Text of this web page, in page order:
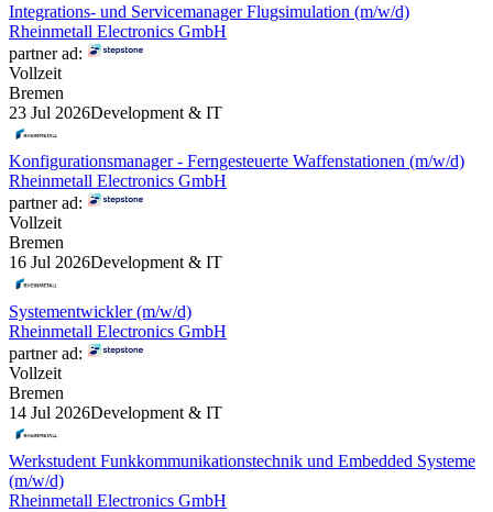
Integrations- und Servicemanager Flugsimulation (m/w/d)
Rheinmetall Electronics GmbH
partner ad:
Vollzeit
Bremen
23 Jul 2026Development & IT
Konfigurationsmanager - Ferngesteuerte Waffenstationen (m/w/d)
Rheinmetall Electronics GmbH
partner ad:
Vollzeit
Bremen
16 Jul 2026Development & IT
Systementwickler (m/w/d)
Rheinmetall Electronics GmbH
partner ad:
Vollzeit
Bremen
14 Jul 2026Development & IT
Werkstudent Funkkommunikationstechnik und Embedded Systeme
(m/w/d)
Rheinmetall Electronics GmbH